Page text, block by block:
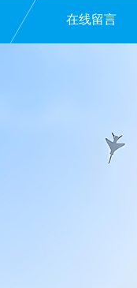
在线留言